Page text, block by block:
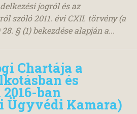
jogról és az
szóló 2011. évi CXII. törvény (a
§ (1) bekezdése alapján a...
Chartája a
és
ban
Ügyvédi Kamara)